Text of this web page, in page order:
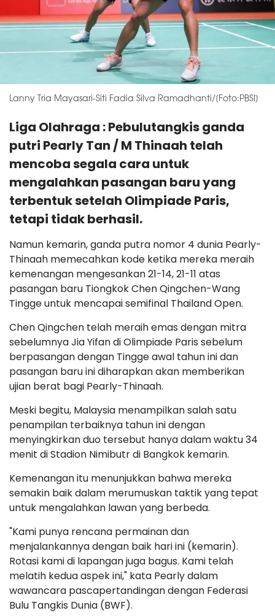
Lanny Tria Mayasari-Siti Fadia Silva Ramadhanti/[Foto:PBSI]
Liga Olahraga : Pebulutangkis ganda
putri Pearly Tan / M Thinaah telah
mencoba segala cara untuk
mengalahkan pasangan baru yang
terbentuk setelah Olimpiade Paris,
tetapi tidak berhasil.
Namun kemarin, ganda putra nomor 4 dunia Pearly-
Thinaah memecahkan kode ketika mereka meraih
kemenangan mengesankan 21-14, 21-11 atas
pasangan baru Tiongkok Chen Qingchen-Wang
Tingge untuk mencapai semifinal Thailand Open.
Chen Qingchen telah meraih emas dengan mitra
sebelumnya Jia Yifan di Olimpiade Paris sebelum
berpasangan dengan Tingge awal tahun ini dan
pasangan baru ini diharapkan akan memberikan
ujian berat bagi Pearly-Thinaah.
Meski begitu, Malaysia menampilkan salah satu
penampilan terbaiknya tahun ini dengan
menyingkirkan duo tersebut hanya dalam waktu 34
menit di Stadion Nimibutr di Bangkok kemarin.
Kemenangan itu menunjukkan bahwa mereka
semakin baik dalam merumuskan taktik yang tepat
untuk mengalahkan lawan yang berbeda.
"Kami punya rencana permainan dan
menjalankannya dengan baik hari ini (kemarin).
Rotasi kami di lapangan juga bagus. Kami telah
melatih kedua aspek ini," kata Pearly dalam
wawancara pascapertandingan dengan Federasi
Bulu Tangkis Dunia (BWF).